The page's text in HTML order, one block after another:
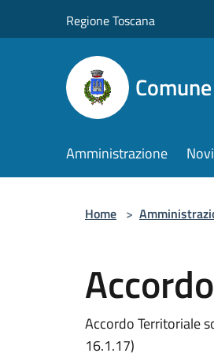
Regione Toscana
Amministrazione
Home >
Accordo Territoriale
16.1.17)